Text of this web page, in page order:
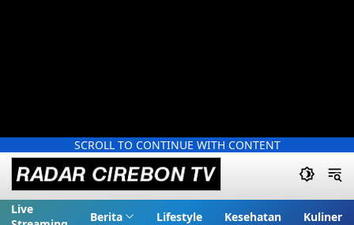
SCROLL TO CONTINUE WITH CONTENT
Live
Berita Lifestyle Kesehatan Kuliner